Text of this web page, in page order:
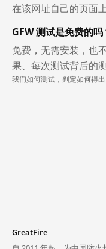
在该网址自己的页面上
GFW 测试是免费的吗
免费，无需安装，也
果、每次测试背后的
我们如何测试，判定如何得出
GreatFire